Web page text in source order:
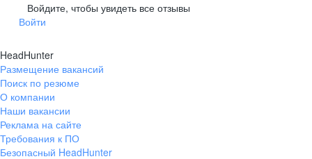
Войдите, чтобы увидеть все отзывы
Войти
HeadHunter
Размещение вакансий
Поиск по резюме
О компании
Наши вакансии
Реклама на сайте
Требования к ПО
Безопасный HeadHunter